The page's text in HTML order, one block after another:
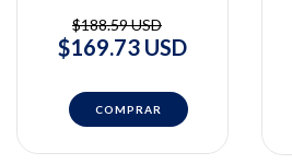
Britta Knoll e Gerhard
Sattler
$188.59 USD
$169.73 USD